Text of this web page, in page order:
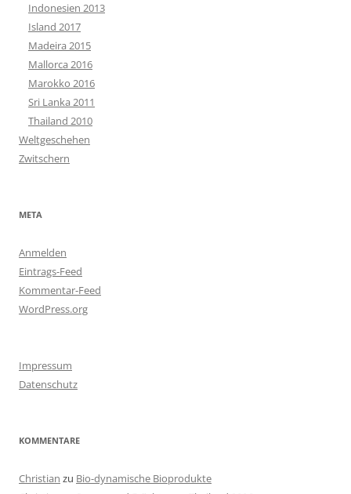
Indonesien 2013
Island 2017
Madeira 2015
Mallorca 2016
Marokko 2016
Sri Lanka 2011
Thailand 2010
Weltgeschehen
Zwitschern
META
Anmelden
Eintrags-Feed
Kommentar-Feed
WordPress.org
Impressum
Datenschutz
KOMMENTARE
Christian zu Bio-dynamische Bioprodukte